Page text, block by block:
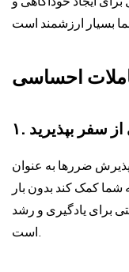
احساسی
سفر بپذیرید
ضررها به عنوان
شما کمک کند بدون بار
برای یادگیری و رشد
است.